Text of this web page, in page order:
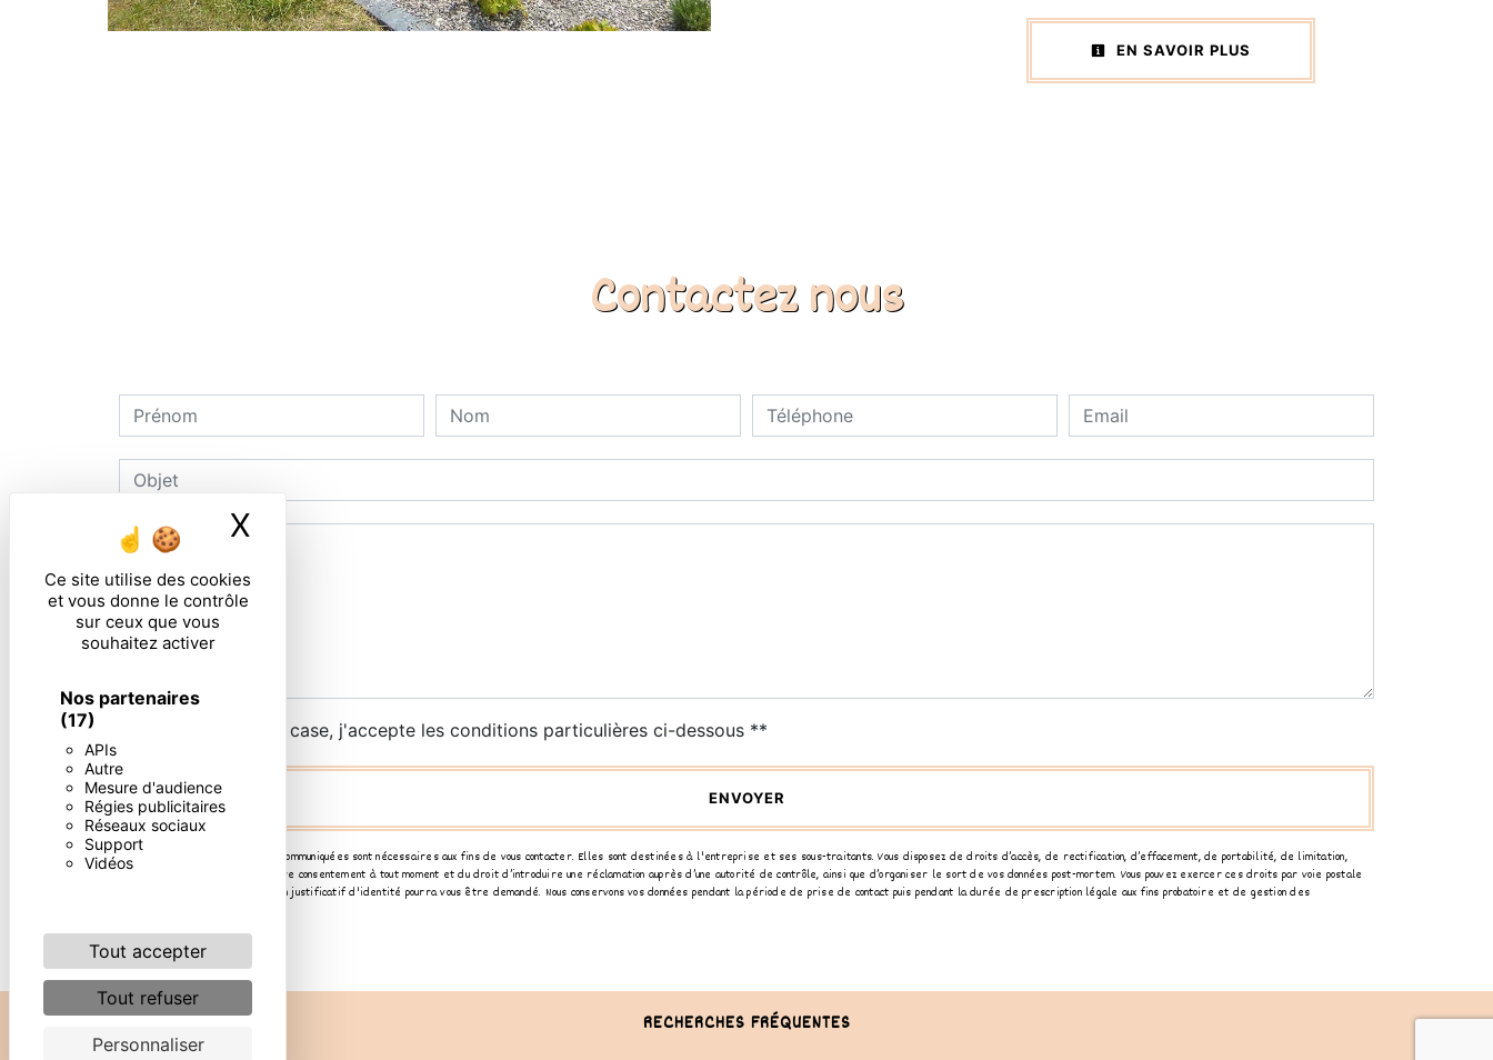
Ce site utilise des cookies
et vous donne le contrôle
sur ceux que vous
souhaitez activer
Nos partenaires
(17)
APIs
Autre
Mesure d'audience
Régies publicitaires
Réseaux sociaux
Support
Vidéos
Tout accepter
Tout refuser
Personnaliser
X Masquer le bandeau des cookies
EN SAVOIR PLUS
Contactez nous
En cochant cette case, j'accepte les conditions particulières ci-dessous **
ENVOYER
** Les données personnelles communiquées sont nécessaires aux fins de vous contacter. Elles sont destinées à l'entreprise et ses sous-traitants. Vous disposez de droits d’accès, de rectification, d’effacement, de portabilité, de limitation,
d’opposition, de retrait de votre consentement à tout moment et du droit d’introduire une réclamation auprès d’une autorité de contrôle, ainsi que d’organiser le sort de vos données post-mortem. Vous pouvez exercer ces droits par voie postale
ou par courrier électronique. Un justificatif d'identité pourra vous être demandé. Nous conservons vos données pendant la période de prise de contact puis pendant la durée de prescription légale aux fins probatoire et de gestion des
RECHERCHES FRÉQUENTES